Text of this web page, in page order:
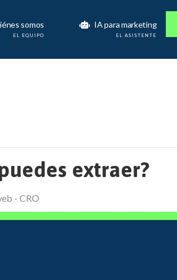
somos
EL EQUIPO
IA para marketing
EL ASISTENTE
extraer?
- CRO